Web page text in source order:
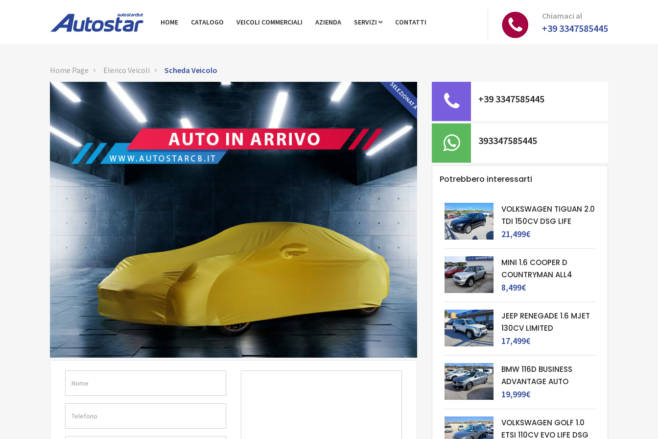
HOME CATALOGO VEICOLI COMMERCIALI AZIENDA SERVIZI CONTATTI
Chiamaci al
+39 3347585445
Home Page Elenco Veicoli Scheda Veicolo
SELEZIONATA +39 3347585445
393347585445
Potrebbero interessarti
VOLKSWAGEN TIGUAN 2.0
TDI 150CV DSG LIFE
21,499€
MINI 1.6 COOPER D
COUNTRYMAN ALL4
8,499€
JEEP RENEGADE 1.6 MJET
130CV LIMITED
17,499€
BMW 116D BUSINESS
ADVANTAGE AUTO
19,999€
VOLKSWAGEN GOLF 1.0
ETSI 110CV EVO LIFE DSG